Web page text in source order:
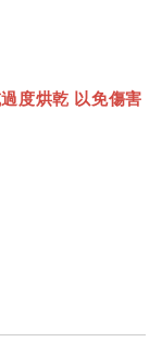
度烘乾 以免傷害